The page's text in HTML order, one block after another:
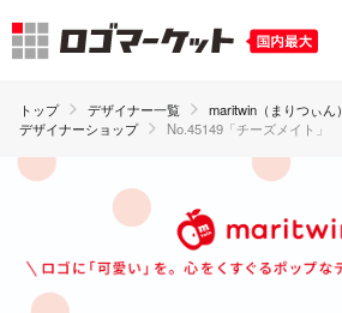
トップ デザイナー一覧
maritwin（まりつぃん）
デザイナーショップ
No.45149「チーズメイト」